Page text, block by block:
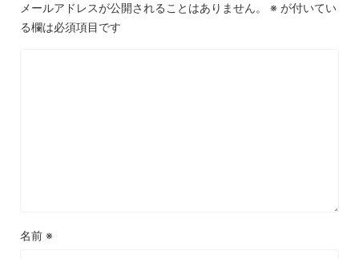
メールアドレスが公開されることはありません。 ※ が付いてい
る欄は必須項目です
名前 ※